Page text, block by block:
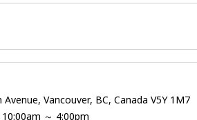
Vancouver, BC, Canada V5Y 1M7
～ 4:00pm